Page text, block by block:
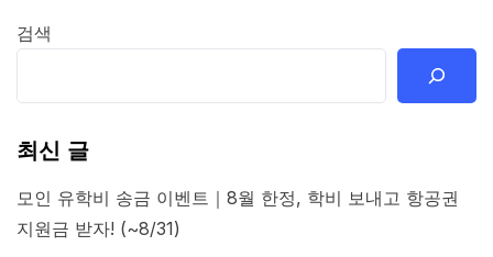
검색
최신 글
모인 유학비 송금 이벤트｜8월 한정, 학비 보내고 항공권
지원금 받자! (~8/31)